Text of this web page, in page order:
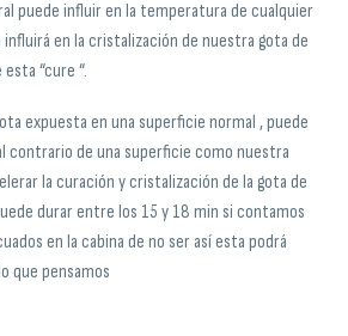
puede influir en la temperatura de cualquier
en la cristalización de nuestra gota de
“cure “.
expuesta en una superficie normal , puede
contrario de una superficie como nuestra
la curación y cristalización de la gota de
durar entre los 15 y 18 min si contamos
en la cabina de no ser así esta podrá
que pensamos